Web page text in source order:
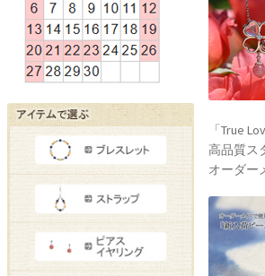
「True
高品質ス
オーダー